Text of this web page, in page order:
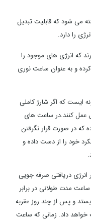
می شود که قابلیت تبدیل
را دارد.
که انرژی های موجود را
و به عنوان ساعت نوری
ایست که اگر شارژ کاملی
می توانند به مدت زمان 5 سال عمل کنند.در ساعت های
که در صورت قرار نگرفتن
خود را از دست داده و
دریافتی صرفه جویی
مدت طولانی در برابر
و پس از چند روز عقربه
داد. زمانی که ساعت